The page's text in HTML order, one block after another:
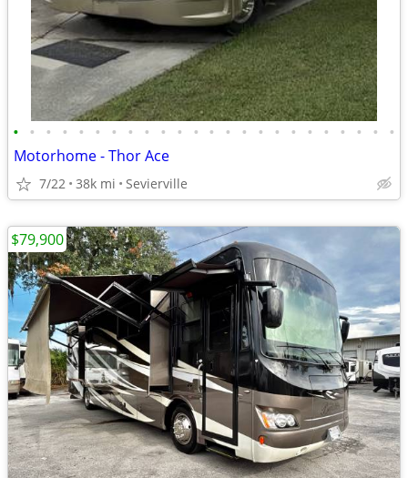
• • • • • • • • • • • • • • • • • • • • • • • •
Motorhome - Thor Ace
7/22 38k mi Sevierville
$79,900